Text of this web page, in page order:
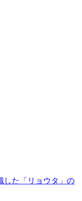
した「リョウタ」の